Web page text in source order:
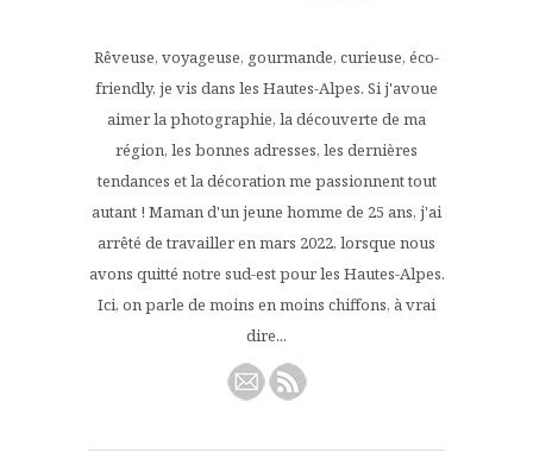
Rêveuse, voyageuse, gourmande, curieuse, éco-
friendly, je vis dans les Hautes-Alpes. Si j'avoue
aimer la photographie, la découverte de ma
région, les bonnes adresses, les dernières
tendances et la décoration me passionnent tout
autant ! Maman d'un jeune homme de 25 ans, j'ai
arrêté de travailler en mars 2022, lorsque nous
avons quitté notre sud-est pour les Hautes-Alpes.
Ici, on parle de moins en moins chiffons, à vrai
dire...